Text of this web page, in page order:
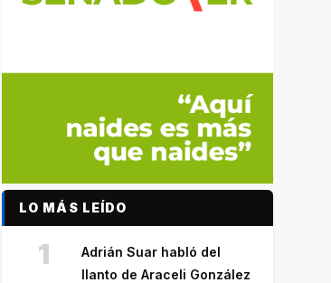
LO MÁS LEÍDO
1
Adrián Suar habló del
llanto de Araceli González